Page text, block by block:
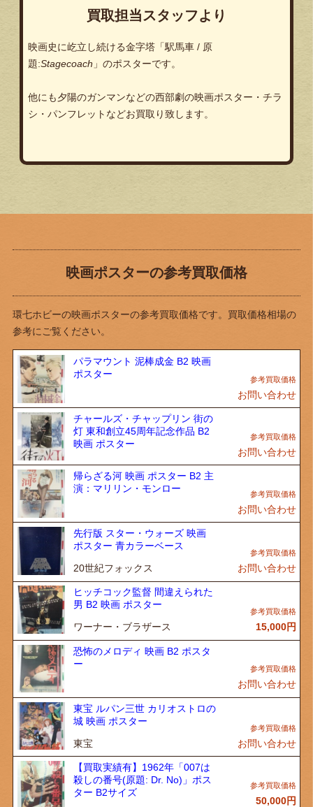
買取担当スタッフより
映画史に屹立し続ける金字塔「駅馬車 / 原
題:Stagecoach 」のポスターです。
他にも夕陽のガンマンなどの西部劇の映画ポスター・チラ
シ・パンフレットなどお買取り致します。
映画ポスターの参考買取価格
環七ホビーの映画ポスターの参考買取価格です。買取価格相場の
参考にご覧ください。
パラマウント 泥棒成金 B2 映画
ポスター
お問い合わせ
チャールズ・チャップリン 街の
灯 東和創立45周年記念作品 B2
映画 ポスター
お問い合わせ
帰らざる河 映画 ポスター B2 主
演：マリリン・モンロー
お問い合わせ
先行版 スター・ウォーズ 映画
ポスター 青カラーベース
20世紀フォックス お問い合わせ
ヒッチコック監督 間違えられた
男 B2 映画 ポスター
ワーナー・ブラザース 15,000円
恐怖のメロディ 映画 B2 ポスタ
ー
お問い合わせ
東宝 ルパン三世 カリオストロの
城 映画 ポスター
東宝 お問い合わせ
【買取実績有】1962年「007は
殺しの番号(原題: Dr. No)」ポス
ター B2サイズ
50,000円